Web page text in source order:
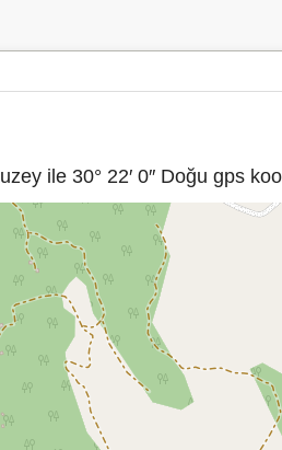
ile 30° 22′ 0″ Doğu gps